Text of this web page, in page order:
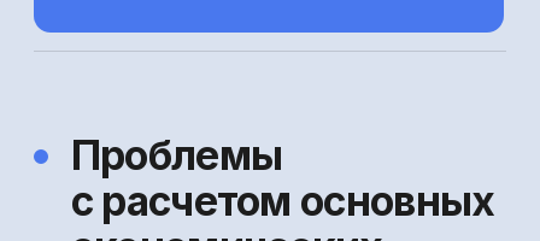
Для своевременной
корректировки цены используйте
информацию из
автоматизированных систем для
управленческого учёта —